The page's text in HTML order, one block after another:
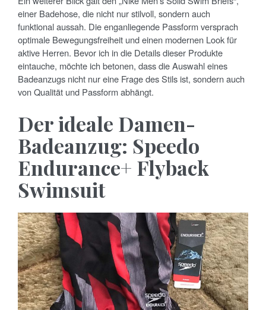
einer Badehose, die nicht nur stilvoll, sondern auch
funktional aussah. Die enganliegende Passform versprach
optimale Bewegungsfreiheit und einen modernen Look für
aktive Herren. Bevor ich in die Details dieser Produkte
eintauche, möchte ich betonen, dass die Auswahl eines
Badeanzugs nicht nur eine Frage des Stils ist, sondern auch
von Qualität und Passform abhängt.
Der ideale Damen-
Badeanzug: Speedo
Endurance+ Flyback
Swimsuit